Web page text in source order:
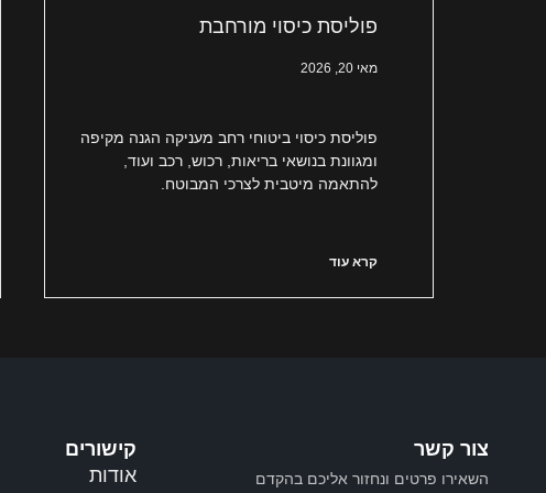
פוליסת כיסוי מורחבת
מאי 20, 2026
פוליסת כיסוי ביטוחי רחב מעניקה הגנה מקיפה
ומגוונת בנושאי בריאות, רכוש, רכב ועוד,
להתאמה מיטבית לצרכי המבוטח.
קרא עוד
צור קשר
השאירו פרטים ונחזור אליכם בהקדם
קישורים
אודות